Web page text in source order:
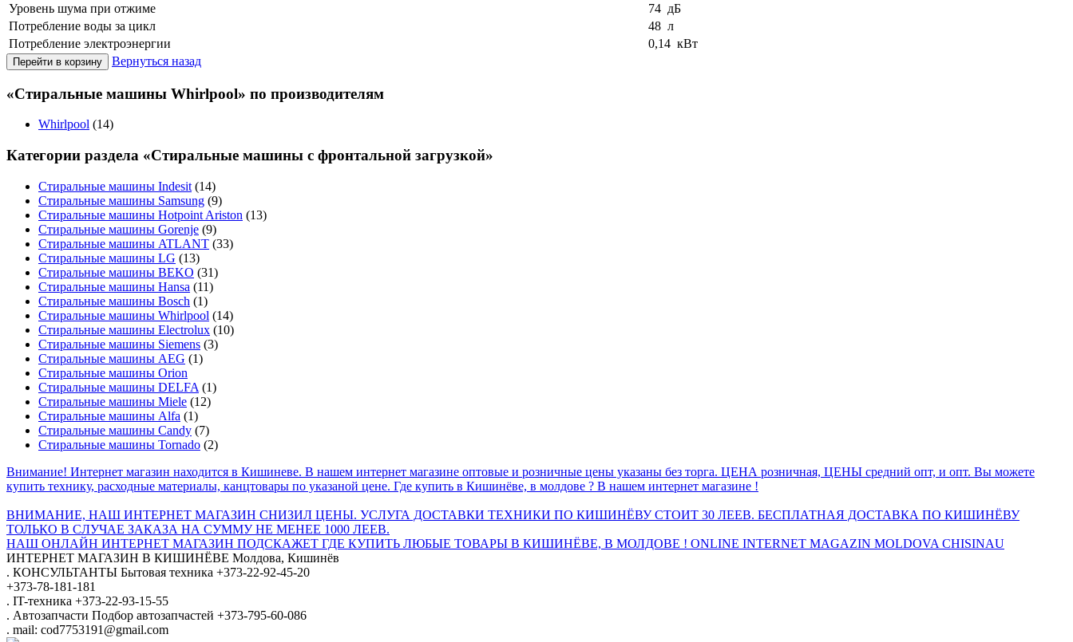
Уровень шума при отжиме
74 дБ
Потребление воды за цикл
48 л
Потребление электроэнергии
0,14 кВт
Вернуться назад
«Стиральные машины Whirlpool» по производителям
Whirlpool (14)
Категории раздела «Стиральные машины с фронтальной загрузкой»
Стиральные машины Indesit (14)
Стиральные машины Samsung (9)
Стиральные машины Hotpoint Ariston (13)
Стиральные машины Gorenje (9)
Стиральные машины ATLANT (33)
Стиральные машины LG (13)
Стиральные машины BEKO (31)
Стиральные машины Hansa (11)
Стиральные машины Bosch (1)
Стиральные машины Whirlpool (14)
Стиральные машины Electrolux (10)
Стиральные машины Siemens (3)
Стиральные машины AEG (1)
Стиральные машины Orion
Стиральные машины DELFA (1)
Стиральные машины Miele (12)
Стиральные машины Alfa (1)
Стиральные машины Candy (7)
Стиральные машины Tornado (2)
Внимание! Интернет магазин находится в Кишиневе. В нашем интернет магазине оптовые и розничные цены указаны без торга. ЦЕНА розничная, ЦЕНЫ средний опт, и опт. Вы можете
купить технику, расходные материалы, канцтовары по указаной цене. Где купить в Кишинёве, в молдове ? В нашем интернет магазине !
ВНИМАНИЕ, НАШ ИНТЕРНЕТ МАГАЗИН СНИЗИЛ ЦЕНЫ. УСЛУГА ДОСТАВКИ ТЕХНИКИ ПО КИШИНЁВУ СТОИТ 30 ЛЕЕВ. БЕСПЛАТНАЯ ДОСТАВКА ПО КИШИНЁВУ
ТОЛЬКО В СЛУЧАЕ ЗАКАЗА НА СУММУ НЕ МЕНЕЕ 1000 ЛЕЕВ.
НАШ ОНЛАЙН ИНТЕРНЕТ МАГАЗИН ПОДСКАЖЕТ ГДЕ КУПИТЬ ЛЮБЫЕ ТОВАРЫ В КИШИНЁВЕ, В МОЛДОВЕ ! ONLINE INTERNET MAGAZIN MOLDOVA CHISINAU
ИНТЕРНЕТ МАГАЗИН В КИШИНЁВЕ Молдова, Кишинёв
. КОНСУЛЬТАНТЫ Бытовая техника +373-22-92-45-20
+373-78-181-181
. IT-техника +373-22-93-15-55
. Автозапчасти Подбор автозапчастей +373-795-60-086
. mail: cod7753191@gmail.com